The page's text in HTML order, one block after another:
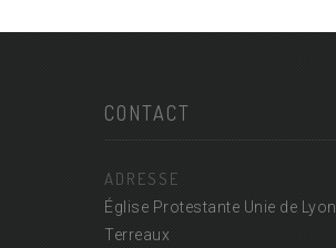
CONTACT
ADRESSE
Église Protestante Unie de Lyon
Terreaux